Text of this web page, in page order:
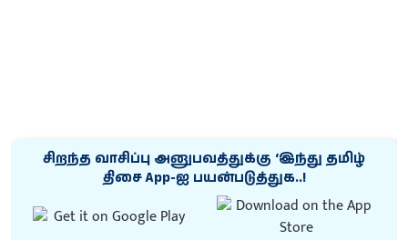
சிறந்த வாசிப்பு அனுபவத்துக்கு ‘இந்து தமிழ்
திசை App-ஐ பயன்படுத்துக..!